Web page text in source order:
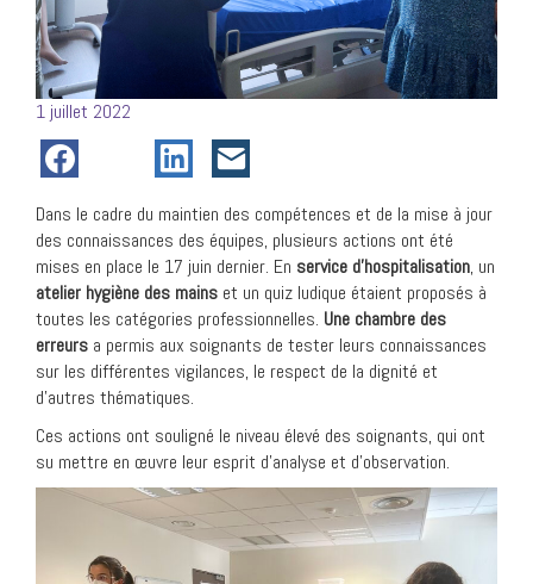
Posté
le
1 juillet 2022
Dans le cadre du maintien des compétences et de la mise à jour
des connaissances des équipes, plusieurs actions ont été
mises en place le 17 juin dernier. En service d’hospitalisation, un
atelier hygiène des mains et un quiz ludique étaient proposés à
toutes les catégories professionnelles. Une chambre des
erreurs a permis aux soignants de tester leurs connaissances
sur les différentes vigilances, le respect de la dignité et
d’autres thématiques.
Ces actions ont souligné le niveau élevé des soignants, qui ont
su mettre en œuvre leur esprit d’analyse et d’observation.